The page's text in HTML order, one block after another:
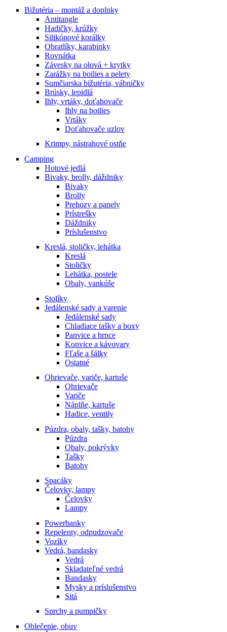
Bižutéria – montáž a doplnky
Antitangle
Hadičky, krúžky
Silikónové korálky
Obratlíky, karabinky
Rovnátka
Závesky na olová + krytky
Zarážky na boilies a pelety
Sumčiarska bižutéria, vábničky
Brúsky, lepidlá
Ihly, vrtáky, doťahovače
Ihly na boilies
Vrtáky
Doťahovače uzlov
Krimpy, nástrahové ostňe
Camping
Hotové jedlá
Bivaky, brolly, dáždniky
Bivaky
Brolly
Prehozy a panely
Prístrešky
Dáždniky
Príslušenstvo
Kreslá, stoličky, lehátka
Kreslá
Stoličky
Lehátka, postele
Obaly, vankúše
Stolíky
Jedálenské sady a varenie
Jedálenské sady
Chladiace tašky a boxy
Panvice a hrnce
Konvice a kávovary
Fľaše a šálky
Ostatné
Ohrievače, variče, kartuše
Ohrievače
Variče
Náplňe, kartuše
Hadice, ventily
Púzdra, obaly, tašky, batohy
Púzdra
Obaly, pokrývky
Tašky
Batohy
Spacáky
Čelovky, lampy
Čelovky
Lampy
Powerbanky
Repelenty, odpudzovače
Vozíky
Vedrá, bandasky
Vedrá
Skladateľné vedrá
Bandasky
Mysky a príslušenstvo
Sitá
Sprchy a pumpičky
Oblečenie, obuv